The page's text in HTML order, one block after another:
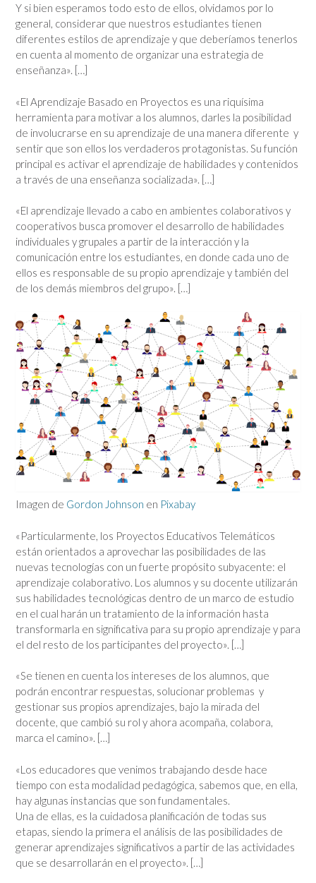
Y si bien esperamos todo esto de ellos, olvidamos por lo
general, considerar que nuestros estudiantes tienen
diferentes estilos de aprendizaje y que deberíamos tenerlos
en cuenta al momento de organizar una estrategia de
enseñanza». […]
«El Aprendizaje Basado en Proyectos es una riquísima
herramienta para motivar a los alumnos, darles la posibilidad
de involucrarse en su aprendizaje de una manera diferente y
sentir que son ellos los verdaderos protagonistas. Su función
principal es activar el aprendizaje de habilidades y contenidos
a través de una enseñanza socializada». […]
«El aprendizaje llevado a cabo en ambientes colaborativos y
cooperativos busca promover el desarrollo de habilidades
individuales y grupales a partir de la interacción y la
comunicación entre los estudiantes, en donde cada uno de
ellos es responsable de su propio aprendizaje y también del
de los demás miembros del grupo». […]
Imagen de Gordon Johnson en Pixabay
«Particularmente, los Proyectos Educativos Telemáticos
están orientados a aprovechar las posibilidades de las
nuevas tecnologías con un fuerte propósito subyacente: el
aprendizaje colaborativo. Los alumnos y su docente utilizarán
sus habilidades tecnológicas dentro de un marco de estudio
en el cual harán un tratamiento de la información hasta
transformarla en significativa para su propio aprendizaje y para
el del resto de los participantes del proyecto». […]
«Se tienen en cuenta los intereses de los alumnos, que
podrán encontrar respuestas, solucionar problemas y
gestionar sus propios aprendizajes, bajo la mirada del
docente, que cambió su rol y ahora acompaña, colabora,
marca el camino». […]
«Los educadores que venimos trabajando desde hace
tiempo con esta modalidad pedagógica, sabemos que, en ella,
hay algunas instancias que son fundamentales.
Una de ellas, es la cuidadosa planificación de todas sus
etapas, siendo la primera el análisis de las posibilidades de
generar aprendizajes significativos a partir de las actividades
que se desarrollarán en el proyecto». […]